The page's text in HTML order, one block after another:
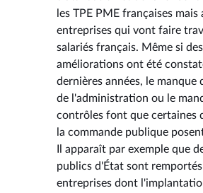
les TPE PME françaises mais
entreprises qui vont faire
salariés français. Même si des
améliorations ont été
dernières années, le manque
de l'administration ou le
contrôles font que certaines
la commande publique
Il apparaît par exemple que
publics d'État sont
entreprises dont